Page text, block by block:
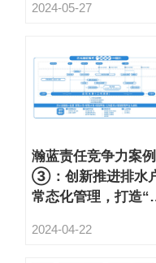
2024-05-27
瀚蓝责任竞争力案例
③：创新推进排水
常态化管理，打造“
示范
2024-04-22